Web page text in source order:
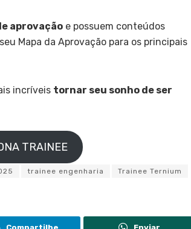
aprovação e possuem conteúdos
Mapa da Aprovação para os principais
incríveis tornar seu sonho de ser
TRAINEE
trainee engenharia Trainee Ternium